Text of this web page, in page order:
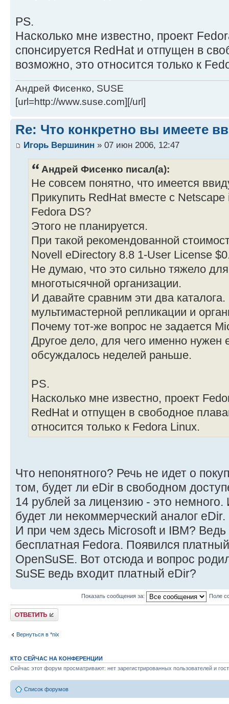
PS.
Насколько мне известно, проект
спонсируется RedHat и отпущен в
возможно, это относится только к
Андрей Фисенко, SUSE
[url=http://www.suse.com][/url]
Re: Что конкретно вы имеете
Игорь Вершинин » 07 июн 2006, 12:47
Андрей Фисенко писал(а):
Не совсем понятно, что имеется
Прикупить RedHat вместе с
Fedora DS?
Этого не планируется.
При такой рекомендованной
Novell eDirectory 8.8 1-User License
Не думаю, что это сильно тяжело
многотысячной организации.
И давайте сравним эти два
мультимастерной репликации и
Почему тот-же вопрос не задается
Другое дело, для чего именно нужен
обсуждалось неделей раньше.
PS.
Насколько мне известно, проект
RedHat и отпущен в свободное
относится только к Fedora Linux.
Что непонятного? Речь не идет о
том, будет ли eDir в свободном
14 рублей за лицензию - это
будет ли некоммерческий аналог eDir.
И при чем здесь Microsoft и IBM?
бесплатная Fedora. Появился
OpenSuSE. Вот отсюда и вопрос
SuSE ведь входит платный eDir?
Показать сообщения за: Поле
Ответить
Вернуться в *nix
КТО СЕЙЧАС НА КОНФЕРЕНЦИИ
Сейчас этот форум просматривают: нет зарегистрированных пользователей и
Список форумов